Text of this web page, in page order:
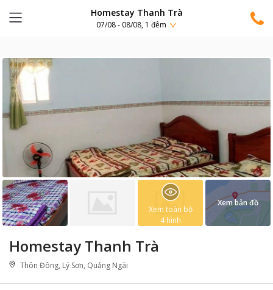
Homestay Thanh Trà
07/08 - 08/08, 1 đêm
Homestay Thanh Trà
Thôn Đông, Lý Sơn, Quảng Ngãi
Xem toàn bộ
4 hình
Xem bản đồ